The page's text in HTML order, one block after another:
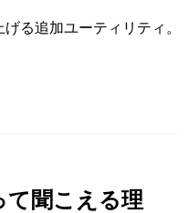
る追加ユーティリティ。
て聞こえる理